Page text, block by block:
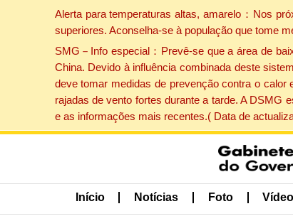
Alerta para temperaturas altas, amarelo：Nos
superiores. Aconselha-se à população que tome
SMG－Info especial：Prevê-se que a área de
China. Devido à influência combinada deste
deve tomar medidas de prevenção contra o
rajadas de vento fortes durante a tarde. A DSMG
e as informações mais recentes.( Data de
Início Notícias Foto Vídeo